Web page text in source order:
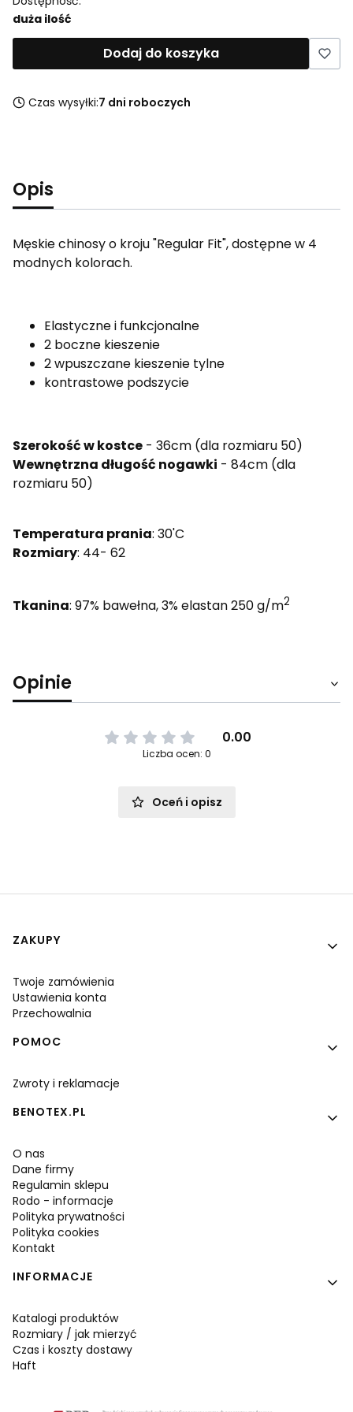
duża ilość
Dodaj do koszyka
Czas wysyłki:7 dni roboczych
Opis
Męskie chinosy o kroju "Regular Fit", dostępne w 4
modnych kolorach.
Elastyczne i funkcjonalne
2 boczne kieszenie
2 wpuszczane kieszenie tylne
kontrastowe podszycie
Szerokość w kostce - 36cm (dla rozmiaru 50)
Wewnętrzna długość nogawki - 84cm (dla
rozmiaru 50)
Temperatura prania: 30'C
Rozmiary: 44- 62
Tkanina: 97% bawełna, 3% elastan 250 g/m2
Opinie
0.00
Liczba ocen: 0
Oceń i opisz
Linki w stopce
ZAKUPY
Twoje zamówienia
Ustawienia konta
Przechowalnia
POMOC
Zwroty i reklamacje
BENOTEX.PL
O nas
Dane firmy
Regulamin sklepu
Rodo - informacje
Polityka prywatności
Polityka cookies
Kontakt
INFORMACJE
Katalogi produktów
Rozmiary / jak mierzyć
Czas i koszty dostawy
Haft